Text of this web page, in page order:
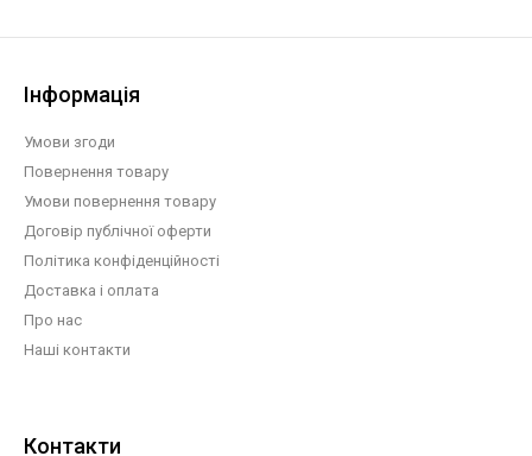
Інформація
Умови згоди
Повернення товару
Умови повернення товару
Договір публічної оферти
Політика конфіденційності
Доставка і оплата
Про нас
Наші контакти
Контакти